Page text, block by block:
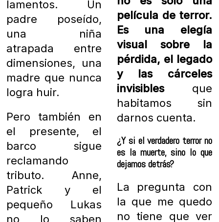
lamentos. Un
padre poseído,
una niña
atrapada entre
dimensiones, una
madre que nunca
logra huir.
Pero también en
el presente, el
barco sigue
reclamando
tributo. Anne,
Patrick y el
pequeño Lukas
no lo saben
película de terror.
Es una elegía
visual sobre la
pérdida, el legado
y las cárceles
invisiblesque
habitamos sin
darnos cuenta.
¿Y si el verdadero terror no
es la muerte, sino lo que
dejamos detrás?
La pregunta con
la que me quedo
no tiene que ver